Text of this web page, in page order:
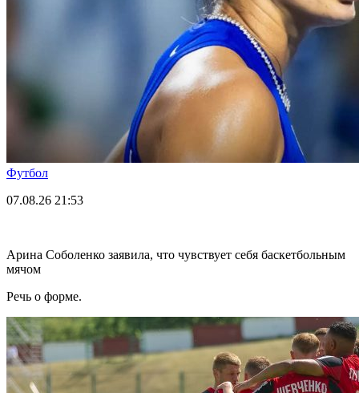
Футбол
07.08.26 21:53
Арина Соболенко заявила, что чувствует себя баскетбольным
мячом
Речь о форме.